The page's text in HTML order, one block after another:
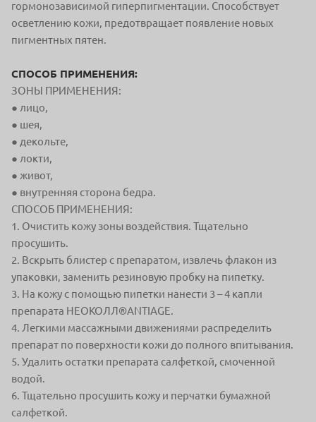
гормонозависимой гиперпигментации. Способствует
осветлению кожи, предотвращает появление новых
пигментных пятен.
СПОСОБ ПРИМЕНЕНИЯ:
ЗОНЫ ПРИМЕНЕНИЯ:
● лицо,
● шея,
● декольте,
● локти,
● живот,
● внутренняя сторона бедра.
СПОСОБ ПРИМЕНЕНИЯ:
1. Очистить кожу зоны воздействия. Тщательно
просушить.
2. Вскрыть блистер с препаратом, извлечь флакон из
упаковки, заменить резиновую пробку на пипетку.
3. На кожу с помощью пипетки нанести 3 – 4 капли
препарата НЕОКОЛЛ®ANTIAGE.
4. Легкими массажными движениями распределить
препарат по поверхности кожи до полного впитывания.
5. Удалить остатки препарата салфеткой, смоченной
водой.
6. Тщательно просушить кожу и перчатки бумажной
салфеткой.